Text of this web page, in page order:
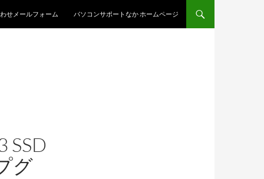
せメールフォーム パソコンサポートなか ホームページ
SSD
グ